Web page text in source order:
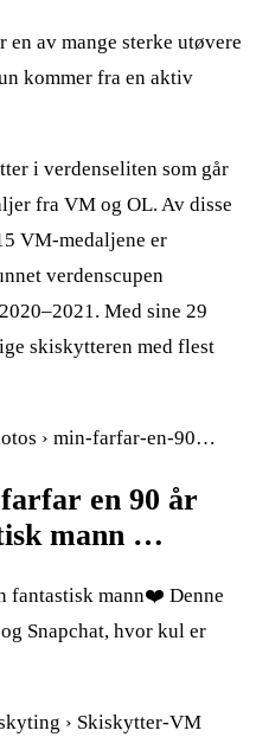
av mange sterke utøvere
kommer fra en aktiv
i verdenseliten som går
fra VM og OL. Av disse
VM-medaljene er
verdenscupen
Med sine 29
skiskytteren med flest
› min-farfar-en-90…
en 90 år
mann …
fantastisk mann❤️ Denne
Snapchat, hvor kul er
› Skiskytter-VM